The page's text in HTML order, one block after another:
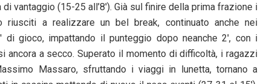
vantaggio (15-25 all’8′). Già sul finire della prima frazione i
riusciti a realizzare un bel break, continuato anche nei
di gioco, impattando il punteggio dopo neanche 2′, con i
ancora a secco. Superato il momento di difficoltà, i ragazzi
Massaro, sfruttando i viaggi in lunetta, tornano a